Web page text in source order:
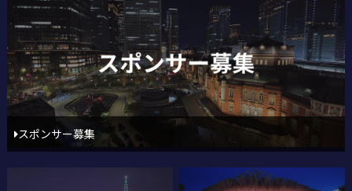
スポンサー募集